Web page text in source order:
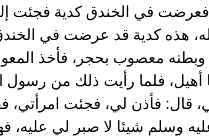
فعرضت في الخندق كدية فجئت
هذه كدية قد عرضت في
معصوب بحجر، فأخذ
أهيل، فلما رأيت ذلك من
قال: فأذن لي، فجئت
وسلم شيئا لا صبر لي